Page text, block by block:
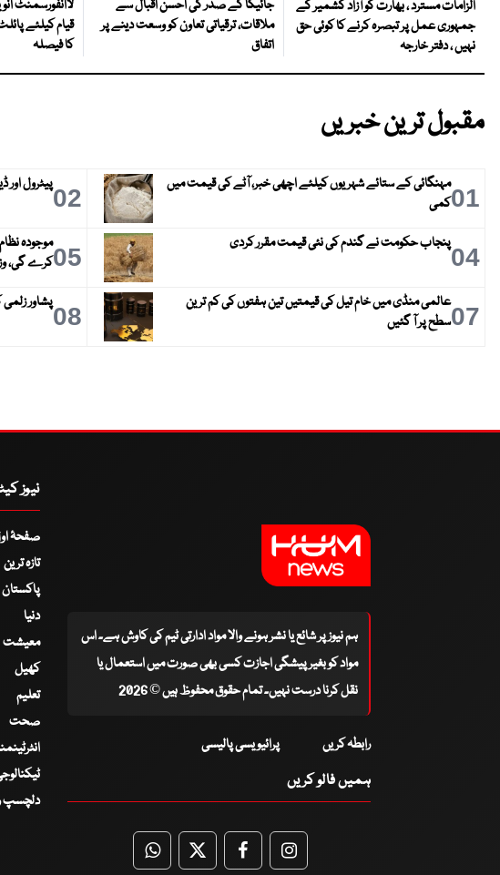
الزامات مسترد ، بھارت کو آزاد کشمیر کے
جمہوری عمل پر تبصرہ کرنے کا کوئی حق
نہیں ، دفتر خارجہ
جائیکا کے صدر کی احسن اقبال سے
ملاقات، ترقیاتی تعاون کو وسعت دینے پر
اتفاق
لاانفورسمنٹ
قیام کیلئے
کا فیصلہ
مقبول ترین خبریں
01مہنگائی کے ستائے شہریوں کیلئے اچھی خبر، آٹے کی قیمت میں
کمی
02پیٹرول
04پنجاب حکومت نے گندم کی نئی قیمت مقرر کردی 05موجودہ
کرے گی،
07عالمی منڈی میں خام تیل کی قیمتیں تین ہفتوں کی کم ترین
سطح پر آ گئیں
08پشاور
ہم نیوز پر شائع یا نشر ہونے والا مواد ادارتی ٹیم کی کاوش ہے۔ اس
مواد کو بغیر پیشگی اجازت کسی بھی صورت میں استعمال یا
نقل کرنا درست نہیں۔ تمام حقوق محفوظ ہیں © 2026
رابطہ کریں پرائیویسی پالیسی
ہمیں فالو کریں
WhatsApp
TwitterFacebookFacebook
نیوز
صفحۂ
تازہ ترین
پاکستان
دنیا
معیشت
کھیل
تعلیم
صحت
دلچسپ